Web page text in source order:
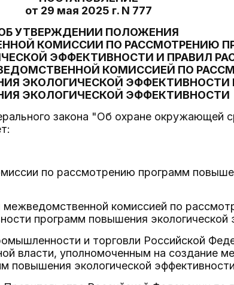
от 29 мая 2025 г. N 777
УТВЕРЖДЕНИИ ПОЛОЖЕНИЯ
КОМИССИИ ПО РАССМОТРЕНИЮ
ЭФФЕКТИВНОСТИ И ПРАВИЛ
КОМИССИЕЙ ПО
ЭКОЛОГИЧЕСКОЙ ЭФФЕКТИВНОСТИ
ЭКОЛОГИЧЕСКОЙ ЭФФЕКТИВНОСТИ
закона "Об охране окружающей
по рассмотрению программ
комиссией по
программ повышения экологической
и торговли Российской
власти, уполномоченным на создание
повышения экологической